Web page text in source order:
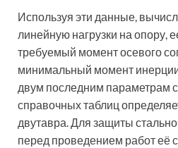
Используя эти данные,
линейную нагрузки на опору,
требуемый момент осевого
минимальный момент
двум последним параметрам
справочных таблиц
двутавра. Для защиты
перед проведением работ её